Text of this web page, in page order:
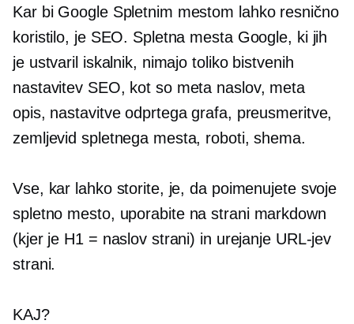
Kar bi Google Spletnim mestom lahko resnično
koristilo, je SEO. Spletna mesta Google, ki jih
je ustvaril iskalnik, nimajo toliko bistvenih
nastavitev SEO, kot so meta naslov, meta
opis, nastavitve odprtega grafa, preusmeritve,
zemljevid spletnega mesta, roboti, shema.
Vse, kar lahko storite, je, da poimenujete svoje
spletno mesto, uporabite na stranimarkdown
(kjer je H1 = naslov strani) in urejanje URL-jev
strani.
KAJ?